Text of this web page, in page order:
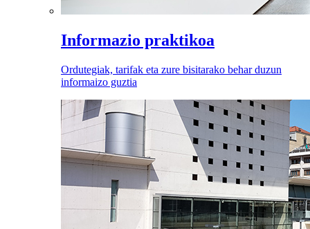
Informazio praktikoa
Ordutegiak, tarifak eta zure bisitarako behar duzun
informaizo guztia